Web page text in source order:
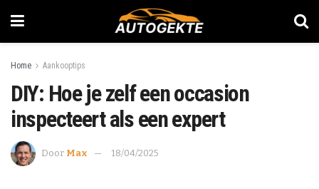
Home Aankooptips
DIY: Hoe je zelf een occasion
inspecteert als een expert
Door Max 18/04/2025